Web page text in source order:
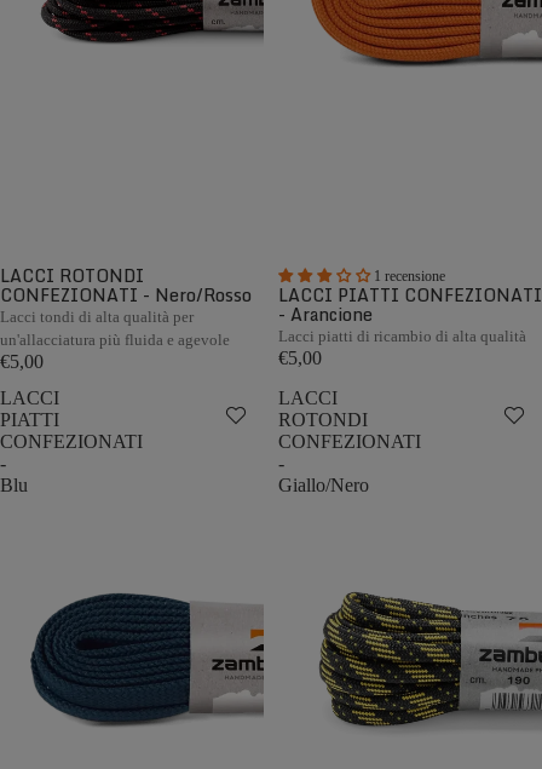
LACCI ROTONDI
CONFEZIONATI - Nero/Rosso
Lacci tondi di alta qualità per
un'allacciatura più fluida e agevole
€5,00
1 recensione
LACCI PIATTI CONFEZIONATI
- Arancione
Lacci piatti di ricambio di alta qualità
€5,00
LACCI
PIATTI
CONFEZIONATI
-
Blu
LACCI
ROTONDI
CONFEZIONATI
-
Giallo/Nero